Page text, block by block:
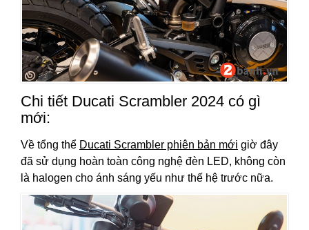
Chi tiết Ducati Scrambler 2024 có gì
mới:
Về tổng thể Ducati Scrambler phiên bản mới giờ đây
đã sử dụng hoàn toàn công nghệ đèn LED, không còn
là halogen cho ánh sáng yếu như thế hệ trước nữa.